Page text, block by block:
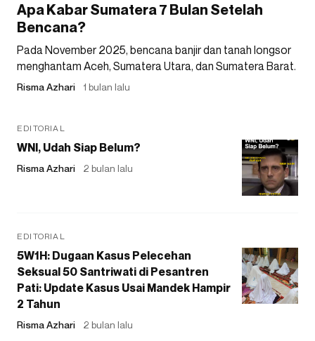
Apa Kabar Sumatera 7 Bulan Setelah
Bencana?
Pada November 2025, bencana banjir dan tanah longsor
menghantam Aceh, Sumatera Utara, dan Sumatera Barat.
Risma Azhari 1 bulan lalu
EDITORIAL
WNI, Udah Siap Belum?
Risma Azhari 2 bulan lalu
EDITORIAL
5W1H: Dugaan Kasus Pelecehan
Seksual 50 Santriwati di Pesantren
Pati: Update Kasus Usai Mandek Hampir
2 Tahun
Risma Azhari 2 bulan lalu